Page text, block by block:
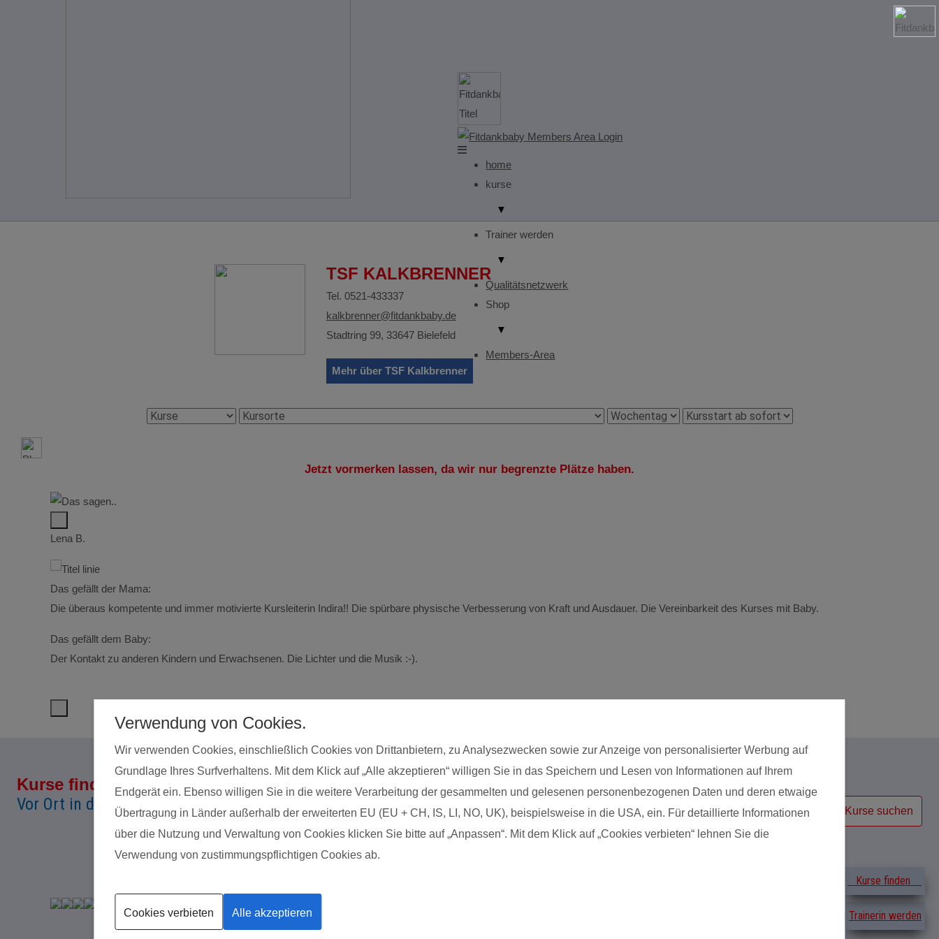
home
kurse
▼
Trainer werden
▼
Qualitätsnetzwerk
Shop
▼
Members-Area
TSF KALKBRENNER
Tel. 0521-433337
kalkbrenner@fitdankbaby.de
Stadtring 99, 33647 Bielefeld
Mehr über TSF Kalkbrenner
Jetzt vormerken lassen, da wir nur begrenzte Plätze haben.
Lena B.
Das gefällt der Mama:
Die überaus kompetente und immer motivierte Kursleiterin Indira!! Die spürbare physische Verbesserung von Kraft und Ausdauer. Die Vereinbarkeit des Kurses mit Baby.
Das gefällt dem Baby:
Der Kontakt zu anderen Kindern und Erwachsenen. Die Lichter und die Musik :-).
Kurse finden
Vor Ort in deiner Nähe! Kurse suchen
Trainerin werden
Kurse finden
Verwendung von Cookies.
Wir verwenden Cookies, einschließlich Cookies von Drittanbietern, zu Analysezwecken sowie zur Anzeige von personalisierter Werbung auf
Grundlage Ihres Surfverhaltens. Mit dem Klick auf „Alle akzeptieren“ willigen Sie in das Speichern und Lesen von Informationen auf Ihrem
Endgerät ein. Ebenso willigen Sie in die weitere Verarbeitung der gesammelten und gelesenen personenbezogenen Daten und deren etwaige
Übertragung in Länder außerhalb der erweiterten EU (EU + CH, IS, LI, NO, UK), beispielsweise in die USA, ein. Für detaillierte Informationen
über die Nutzung und Verwaltung von Cookies klicken Sie bitte auf „Anpassen“. Mit dem Klick auf „Cookies verbieten“ lehnen Sie die
Verwendung von zustimmungspflichtigen Cookies ab.
Cookies verbieten Alle akzeptieren